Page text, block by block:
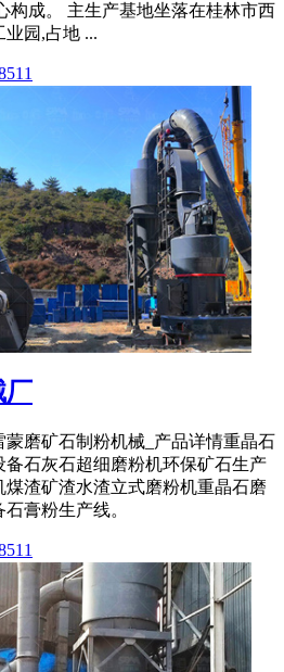
构成。 主生产基地坐落在桂林市西
园,占地 ...
厂
蒙磨矿石制粉机械_产品详情重晶石
备石灰石超细磨粉机环保矿石生产
渣矿渣水渣立式磨粉机重晶石磨
膏粉生产线。